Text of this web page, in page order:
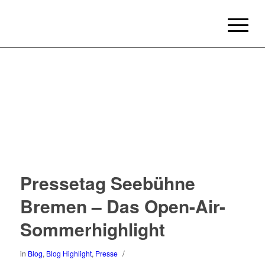
Pressetag Seebühne
Bremen – Das Open-Air-
Sommerhighlight
in Blog, Blog Highlight, Presse /